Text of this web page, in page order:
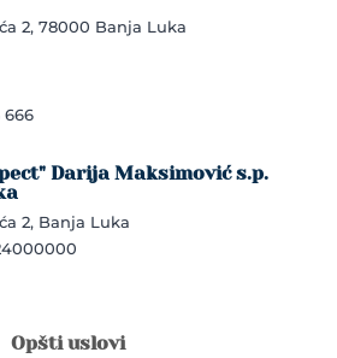
2, 78000 Banja Luka
666
Darija Maksimović s.p.
2, Banja Luka
Opšti uslovi